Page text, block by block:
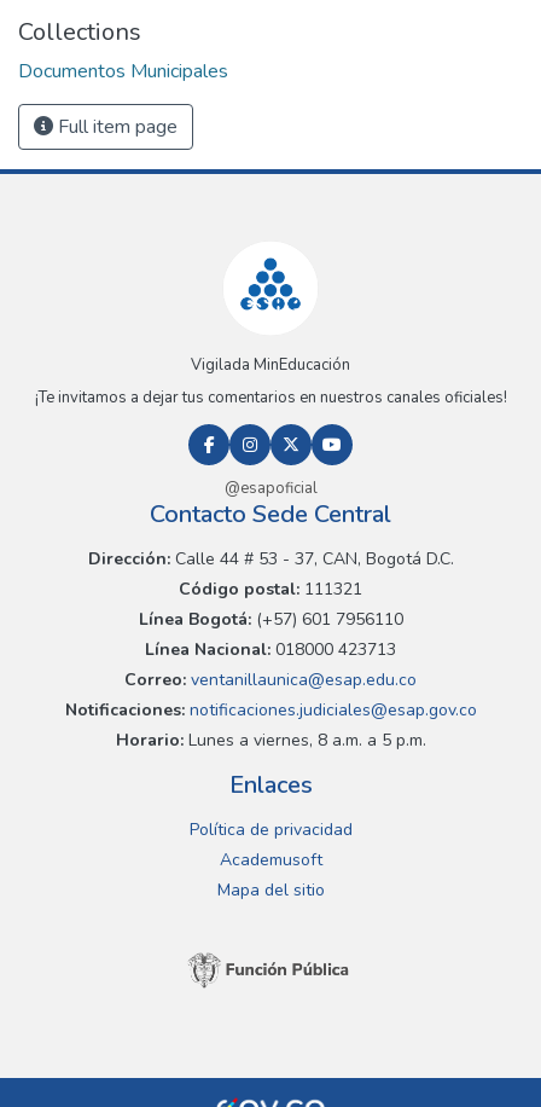
Collections
Documentos Municipales
Full item page
Vigilada MinEducación
¡Te invitamos a dejar tus comentarios en nuestros canales oficiales!
@esapoficial
Contacto Sede Central
Dirección:Calle 44 # 53 - 37, CAN, Bogotá D.C.
Código postal: 111321
Línea Bogotá:(+57) 601 7956110
Línea Nacional: 018000 423713
Correo: ventanillaunica@esap.edu.co
Notificaciones:notificaciones.judiciales@esap.gov.co
Horario:Lunes a viernes, 8 a.m. a 5 p.m.
Enlaces
Política de privacidad
Academusoft
Mapa del sitio